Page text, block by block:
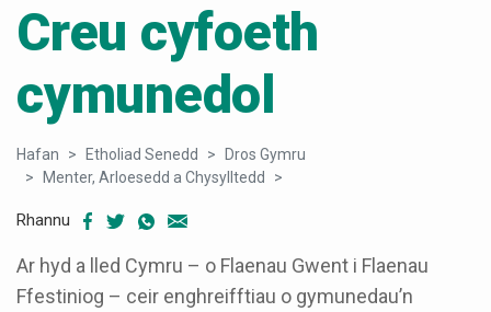
Creu cyfoeth
cymunedol
Hafan Etholiad Senedd
Dros Gymru
Menter, Arloesedd a Chysylltedd
Rhannu
Ar hyd a lled Cymru – o Flaenau Gwent i Flaenau
Ffestiniog – ceir enghreifftiau o gymunedau’n